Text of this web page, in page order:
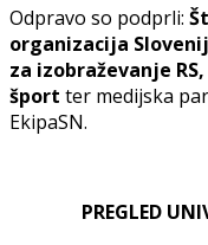
Odpravo so podprli:
organizacija
za izobraževanje
šport ter medijska
EkipaSN.
PREGLED